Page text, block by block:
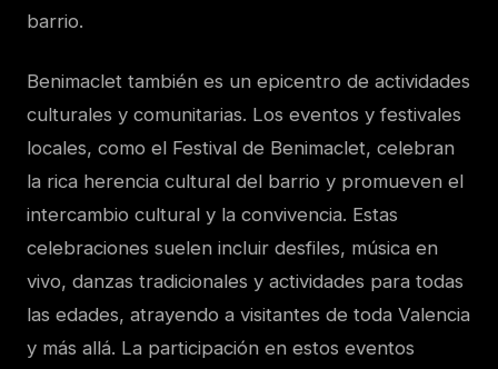
barrio.
Benimaclet también es un epicentro de actividades
culturales y comunitarias. Los eventos y festivales
locales, como el Festival de Benimaclet, celebran
la rica herencia cultural del barrio y promueven el
intercambio cultural y la convivencia. Estas
celebraciones suelen incluir desfiles, música en
vivo, danzas tradicionales y actividades para todas
las edades, atrayendo a visitantes de toda Valencia
y más allá. La participación en estos eventos